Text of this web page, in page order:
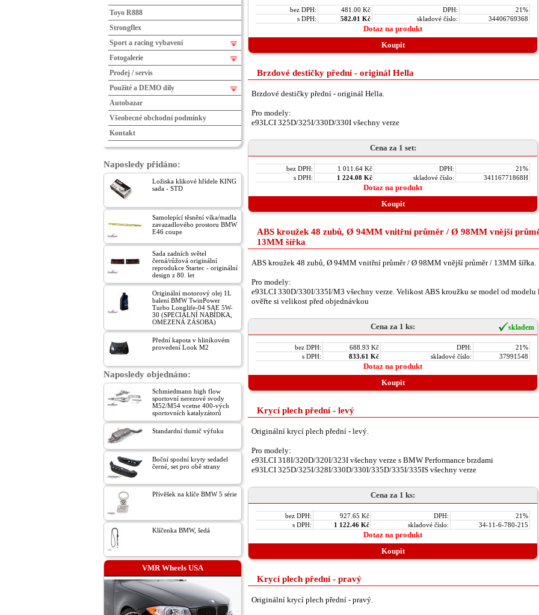
bez DPH: 481.00 Kč DPH:
21%
s DPH:
582.01 Kč skladové číslo: 34406769368
Dotaz na produkt
Koupit
Brzdové destičky přední - originál Hella
Brzdové destičky přední - originál Hella.
Pro modely:
e93LCI 325D/325I/330D/330I všechny verze
Cena za 1 set:
bez DPH: 1 011.64 Kč DPH:
21%
s DPH:
1 224.08 Kč skladové číslo: 34116771868H
Dotaz na produkt
Koupit
ABS kroužek 48 zubů, Ø 94MM vnitřní průměr / Ø 98MM vnější
13MM šířka
ABS kroužek 48 zubů, Ø 94MM vnitřní průměr / Ø 98MM vnější průměr / 13MM šířka.
Pro modely:
e93LCI 330D/330I/335I/M3 všechny verze. Velikost ABS kroužku se model od modelu
ověřte si velikost před objednávkou
skladem
Cena za 1 ks:
bez DPH: 688.93 Kč DPH:
21%
s DPH:
833.61 Kč skladové číslo: 37991548
Dotaz na produkt
Koupit
Krycí plech přední - levý
Originální krycí plech přední - levý.
Pro modely:
e93LCI 318I/320D/320I/323I všechny verze s BMW Performance brzdami
e93LCI 325D/325I/328I/330D/330I/335D/335I/335IS všechny verze
Cena za 1 ks:
bez DPH: 927.65 Kč DPH:
21%
s DPH:
1 122.46 Kč skladové číslo: 34-11-6-780-215
Dotaz na produkt
Koupit
Krycí plech přední - pravý
Originální krycí plech přední - pravý.
Toyo R888
Strongflex
Sport a racing vybavení
Fotogalerie
Prodej / servis
Použité a DEMO díly
Autobazar
Všeobecné obchodní podmínky
Kontakt
Naposledy přidáno:
Ložiska klikové hřídele KING
sada - STD
Samolepící těsnění víka/madla
zavazadlového prostoru BMW
E46 coupe
Sada zadních světel
černá/růžová originální
reprodukce Startec - originální
design z 80. let
Originální motorový olej 1L
balení BMW TwinPower
Turbo Longlife-04 SAE 5W-
30 (SPECIÁLNÍ NABÍDKA,
OMEZENÁ ZÁSOBA)
Přední kapota v hliníkovém
provedení Look M2
Naposledy objednáno:
Schmiedmann high flow
sportovní nerezové svody
M52/M54 vcetne 400-vých
sportovních katalyzátorů
Standardní tlumič výfuku
Boční spodní kryty sedadel
černé, set pro obě strany
Přívěšek na klíče BMW 5 série
Klíčenka BMW, šedá
VMR Wheels USA